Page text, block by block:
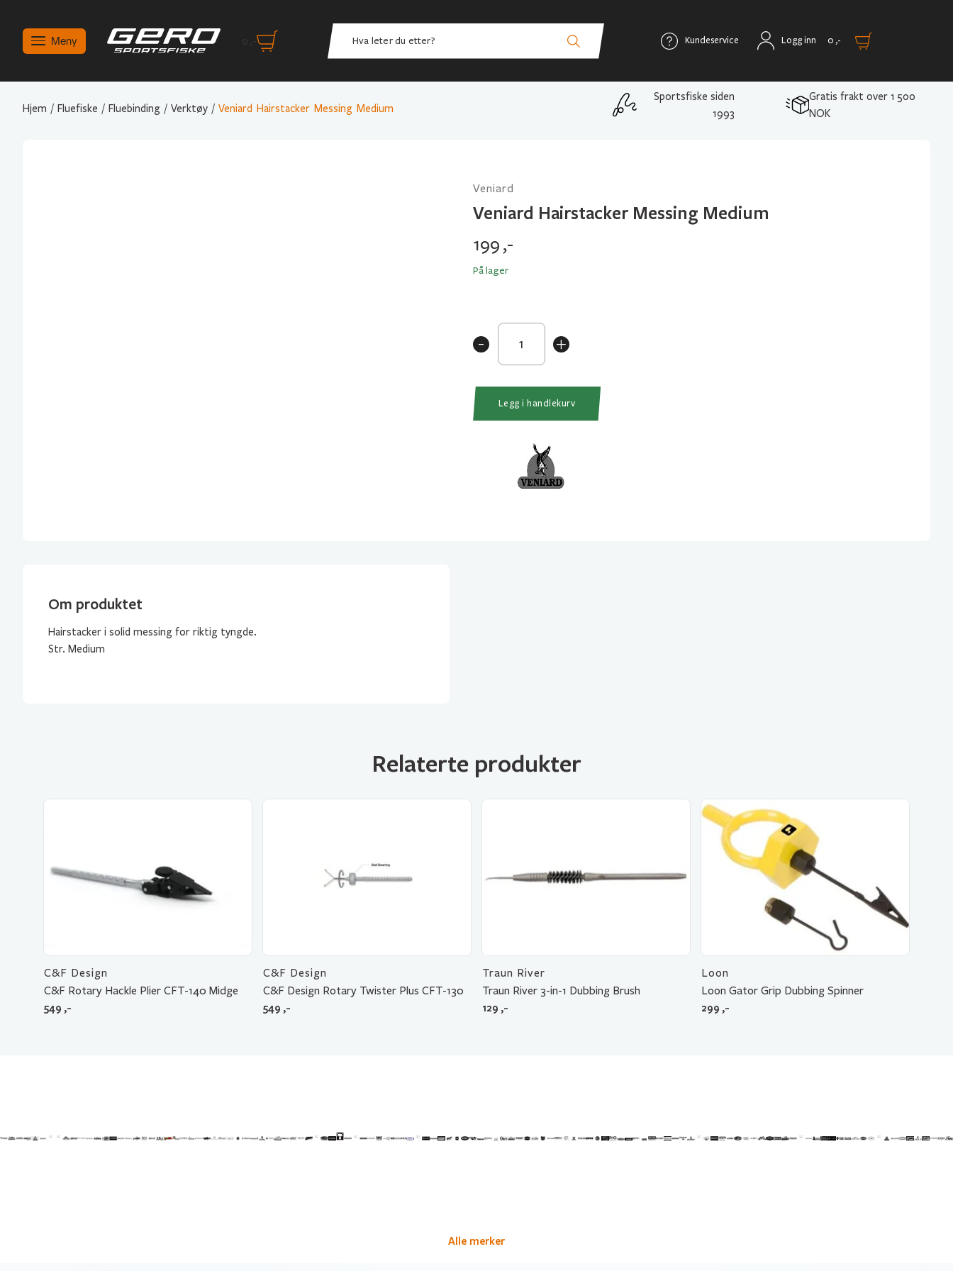
Meny Kundeservice Logg inn 0 ,-
Hjem / Fluefiske / Fluebinding / Verktøy / Veniard Hairstacker Messing Medium
Sportsfiske siden
1993
Gratis frakt over 1 500
NOK
Veniard
Veniard Hairstacker Messing Medium
199,-
På lager
+
Veniard
Hairstacker
Messing
antall
-
Legg i handlekurv
Om produktet
Hairstacker i solid messing for riktig tyngde.
Str. Medium
Relaterte produkter
C&F Design
C&F Rotary Hackle Plier CFT-140 Midge
549 ,-
C&F Design
C&F Design Rotary Twister Plus CFT-130
549 ,-
Traun River
Traun River 3-in-1 Dubbing Brush
129 ,-
Loon
Loon Gator Grip Dubbing Spinner
299 ,-
Alle merker